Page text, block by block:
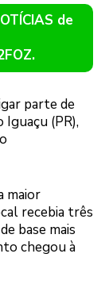
de
parte de
Iguaçu (PR),
maior
recebia três
base mais
chegou à